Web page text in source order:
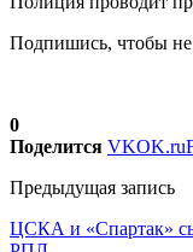
Подпишись, чтобы не
0
Поделится VKOK.ru
Предыдущая запись
ЦСКА и «Спартак»